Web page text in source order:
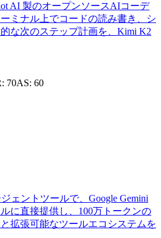
AI 製のオープンソースAIコーデ
ミナル上でコードの読み書き、シ
な次のステップ計画を、Kimi K2
70AS: 60
ェントツールで、Google Gemini
に直接提供し、100万トークンの
拡張可能なツールエコシステムを